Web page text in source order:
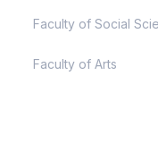
Faculty of Social
Faculty of Arts